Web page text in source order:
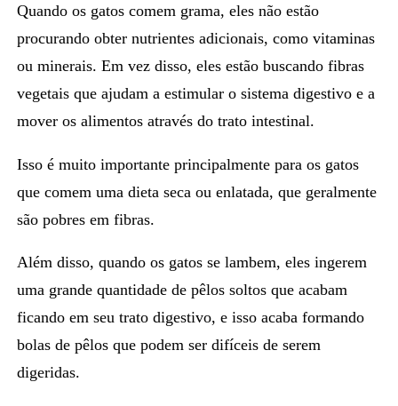
Quando os gatos comem grama, eles não estão
procurando obter nutrientes adicionais, como vitaminas
ou minerais. Em vez disso, eles estãobuscando fibras
vegetais que ajudam a estimular o sistema digestivo e a
mover os alimentos através do trato intestinal.
Isso é muito importante principalmente para os gatos
que comem uma dieta seca ou enlatada, que geralmente
sãopobres em fibras.
Além disso, quando os gatos se lambem, eles ingerem
uma grande quantidade de pêlos soltos que acabam
ficando em seu trato digestivo, e isso acaba formando
bolas de pêlos que podem ser difíceis de serem
digeridas.